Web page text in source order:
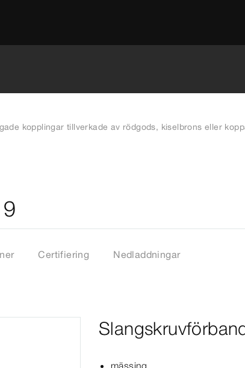
kopplingar tillverkade av rödgods, kiselbrons eller
Certifiering Nedladdningar
mässing